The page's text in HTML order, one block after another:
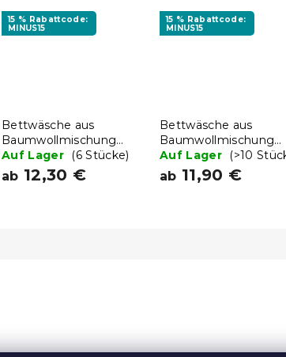
15 % Rabattcode:
MINUS15
Bettwäsche aus
Baumwollmischung
CATTAMI POLY
dunkelgrün
Auf Lager (6 Stücke)
ab 12,30 €
15 % Rabattcode:
MINUS15
Bettwäsche aus
Baumwollmischung
SAGHEARTS POLY
Auf Lager (>10
ab 11,90 €